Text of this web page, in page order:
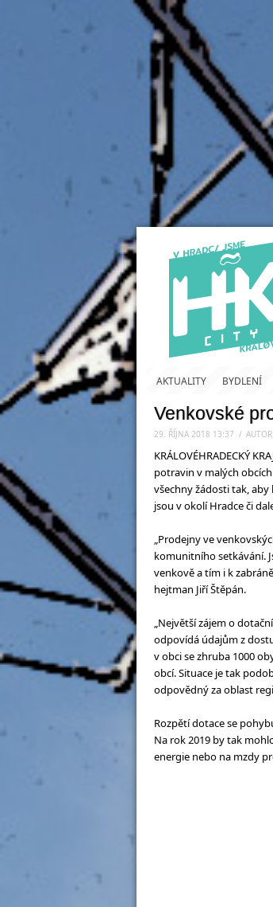
AKTUALITY BYDLENÍ
Venkovské
29. ŘÍJNA 2018 13:37 /
KRÁLOVÉHRADECKÝ
potravin v malých
všechny žádosti tak,
jsou v okolí Hradce či
„Prodejny ve
komunitního setkávání.
venkově a tím i k
hejtman Jiří Štěpán.
„Největší zájem o
odpovídá údajům z
v obci se zhruba 1000
obcí. Situace je tak
odpovědný za oblast
Rozpětí dotace se
Na rok 2019 by tak
energie nebo na mzdy